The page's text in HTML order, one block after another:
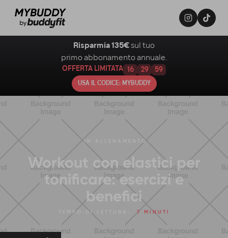
IN ALLENAMENTO
Workout con elastici per
tonificare: esercizi e
benefici
TEMPO DI LETTURA: 7 MINUTI
Risparmia 135€ sul tuo
primo abbonamento annuale.
OFFERTA LIMITATA 16 29 57
USA IL CODICE: MYBUDDY